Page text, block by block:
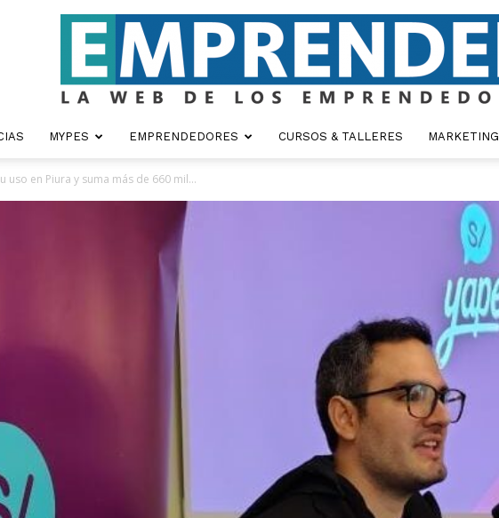
MYPES EMPRENDEDORES CURSOS & TALLERES MARKETING
uso en Piura y suma más de 660 mil...